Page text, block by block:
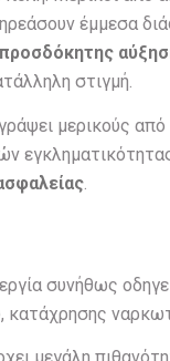
έμμεσα
στιγμή.
μερικούς από
.
συνήθως
κατάχρησης